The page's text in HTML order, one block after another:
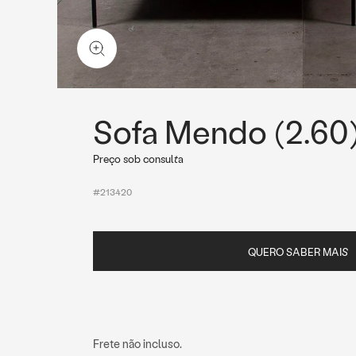
Sofa Mendo
Preço sob consulta
#213420
QUERO SABER MAIS
Frete não incluso.